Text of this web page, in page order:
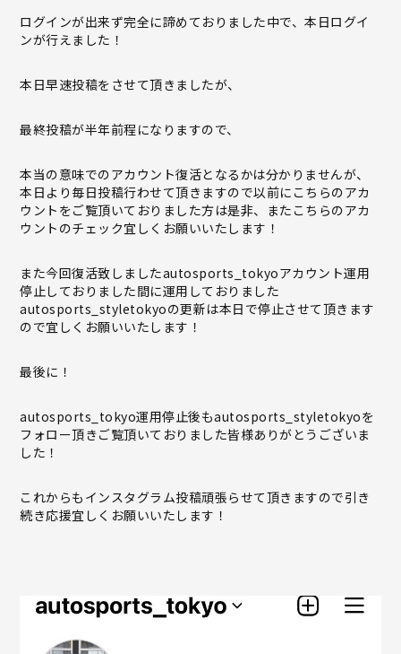
ログインが出来ず完全に諦めておりました中で、本日ログイ
ンが行えました！
本日早速投稿をさせて頂きましたが、
最終投稿が半年前程になりますので、
本当の意味でのアカウント復活となるかは分かりませんが、
本日より毎日投稿行わせて頂きますので以前にこちらのアカ
ウントをご覧頂いておりました方は是非、またこちらのアカ
ウントのチェック宜しくお願いいたします！
また今回復活致しましたautosports_tokyoアカウント運用
停止しておりました間に運用しておりました
autosports_styletokyoの更新は本日で停止させて頂きます
ので宜しくお願いいたします！
最後に！
autosports_tokyo運用停止後もautosports_styletokyoを
フォロー頂きご覧頂いておりました皆様ありがとうございま
した！
これからもインスタグラム投稿頑張らせて頂きますので引き
続き応援宜しくお願いいたします！